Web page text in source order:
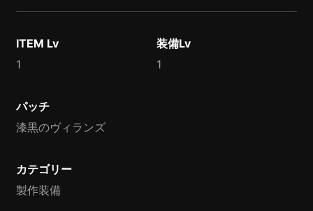
ITEM Lv
1
装備Lv
1
パッチ
漆黒のヴィランズ
カテゴリー
製作装備